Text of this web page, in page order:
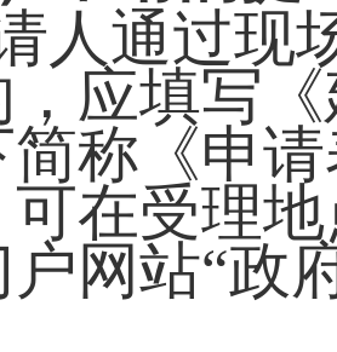
人通过现
，应填写
简称《申
在受理
网站“政